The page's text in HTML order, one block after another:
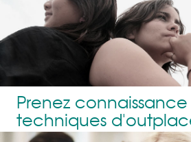
Prenez
techniques